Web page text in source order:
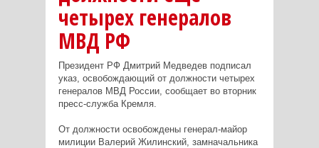
четырех генералов
МВД РФ
Президент РФ Дмитрий Медведев подписал
указ, освобождающий от должности четырех
генералов МВД России, сообщает во вторник
пресс-служба Кремля.
От должности освобождены генерал-майор
милиции Валерий Жилинский, замначальника